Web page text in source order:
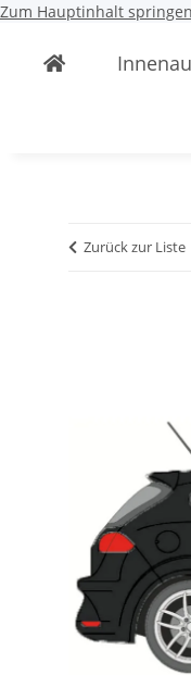
Zum Hauptinhalt springen
Zurück zur Liste